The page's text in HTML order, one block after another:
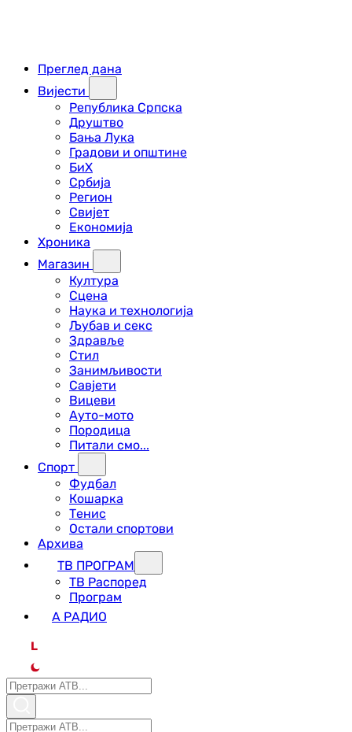
Преглед дана
Вијести
Република Српска
Друштво
Бања Лука
Градови и општине
БиХ
Србија
Регион
Свијет
Економија
Хроника
Магазин
Култура
Сцена
Наука и технологија
Љубав и секс
Здравље
Стил
Занимљивости
Савјети
Вицеви
Ауто-мото
Породица
Питали смо...
Спорт
Фудбал
Кошарка
Тенис
Остали спортови
Архива
ТВ ПРОГРАМ
ТВ Распоред
Програм
А РАДИО
L